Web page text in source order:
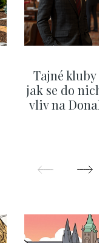
Tajné kluby
jak se do nich
vliv na